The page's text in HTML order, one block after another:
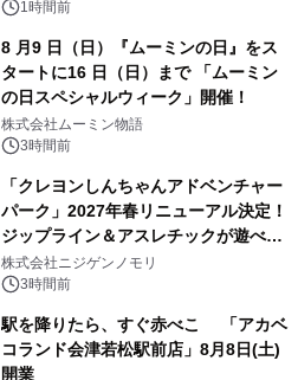
1時間前
8 月9 日（日）『ムーミンの日』をス
タートに16 日（日）まで 「ムーミン
の日スペシャルウィーク」開催！
株式会社ムーミン物語
3時間前
「クレヨンしんちゃんアドベンチャー
パーク」2027年春リニューアル決定！
ジップライン＆アスレチックが遊べる
のは今年が最後！ 「ラスト！ドキがム
ネムネ～大作戦！」始動
株式会社ニジゲンノモリ
3時間前
駅を降りたら、すぐ赤べこ 「アカベ
コランド会津若松駅前店」8月8日(土)
開業